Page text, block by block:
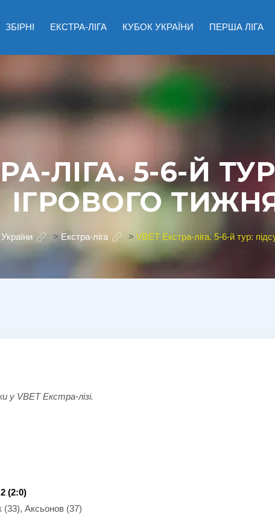
ЗБІРНІ ЕКСТРА-ЛІГА КУБОК УКРАЇНИ ПЕРША ЛІГА
ЛІГА. 5-6-Й
ІГРОВОГО
>Екстра-ліга > VBET Екстра-ліга. 5-6-й тур:
у VBET Екстра-лізі.
(2:0)
(33), Аксьонов (37)